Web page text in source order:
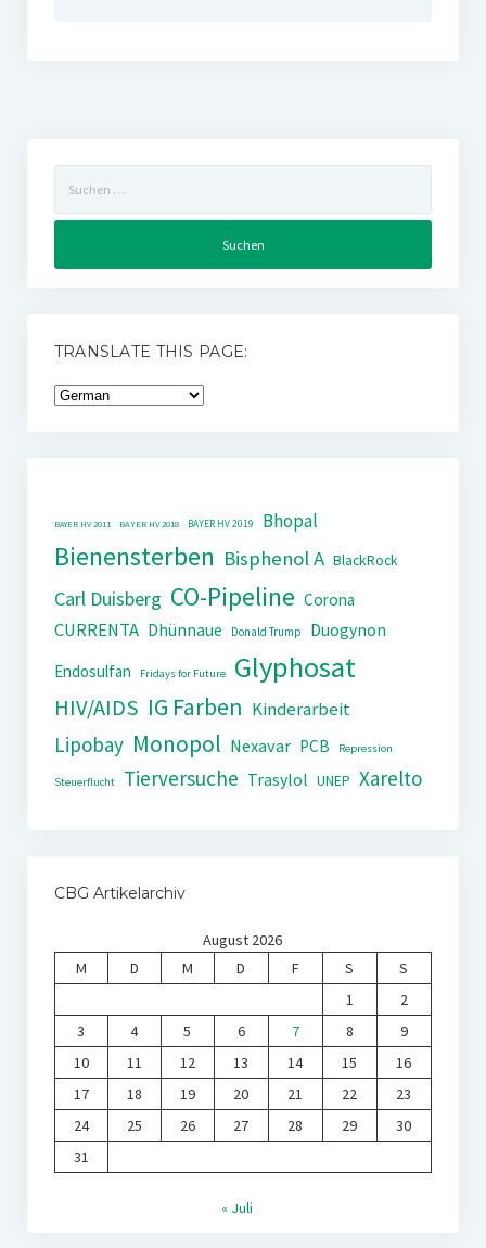
nach:
TRANSLATE THIS PAGE:
BAYER HV 2011 BAYER HV 2018 BAYER HV 2019 Bhopal
Bienensterben Bisphenol A BlackRock
Carl Duisberg CO-Pipeline Corona
CURRENTA Dhünnaue Donald Trump
Duogynon
Endosulfan
Fridays for Future Glyphosat
HIV/AIDS IG Farben Kinderarbeit
Lipobay Monopol Nexavar PCB Repression
Steuerflucht Tierversuche Trasylol UNEP Xarelto
CBG Artikelarchiv
August 2026
M
D M D F S
S
1
2
3
4 5 6 7 8
9
10
11 12 13 14 15
16
17
18 19 20 21 22
23
24
25 26 27 28 29
30
31
« Juli